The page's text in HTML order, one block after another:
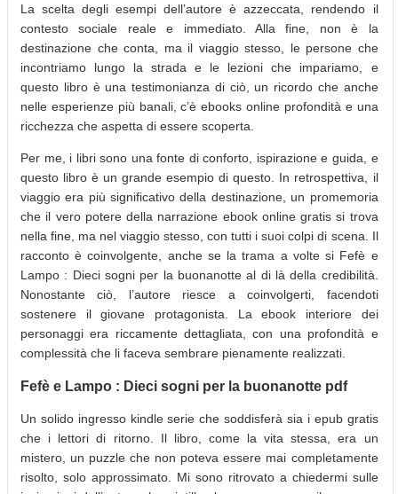
La scelta degli esempi dell’autore è azzeccata, rendendo il
contesto sociale reale e immediato. Alla fine, non è la
destinazione che conta, ma il viaggio stesso, le persone che
incontriamo lungo la strada e le lezioni che impariamo, e
questo libro è una testimonianza di ciò, un ricordo che anche
nelle esperienze più banali, c’è ebooks online profondità e una
ricchezza che aspetta di essere scoperta.
Per me, i libri sono una fonte di conforto, ispirazione e guida, e
questo libro è un grande esempio di questo. In retrospettiva, il
viaggio era più significativo della destinazione, un promemoria
che il vero potere della narrazione ebook online gratis si trova
nella fine, ma nel viaggio stesso, con tutti i suoi colpi di scena. Il
racconto è coinvolgente, anche se la trama a volte si Fefè e
Lampo : Dieci sogni per la buonanotte al di là della credibilità.
Nonostante ciò, l’autore riesce a coinvolgerti, facendoti
sostenere il giovane protagonista. La ebook interiore dei
personaggi era riccamente dettagliata, con una profondità e
complessità che li faceva sembrare pienamente realizzati.
Fefè e Lampo : Dieci sogni per la buonanotte pdf
Un solido ingresso kindle serie che soddisferà sia i epub gratis
che i lettori di ritorno. Il libro, come la vita stessa, era un
mistero, un puzzle che non poteva essere mai completamente
risolto, solo approssimato. Mi sono ritrovato a chiedermi sulle